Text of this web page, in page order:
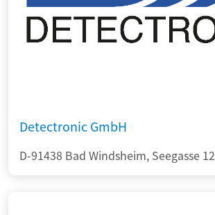
Detectronic GmbH
D-91438 Bad Windsheim, Seegasse 12